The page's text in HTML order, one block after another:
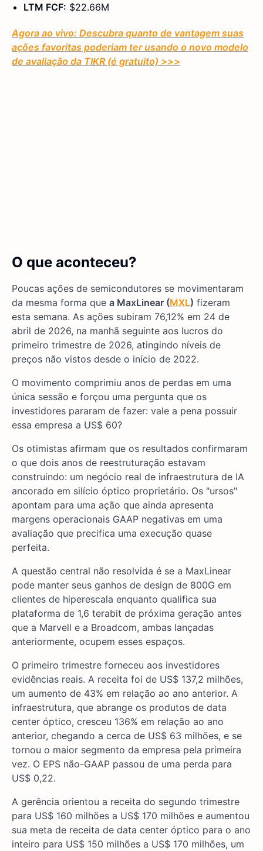
LTM FCF: $22.66M
Agora ao vivo: Descubra quanto de vantagem suas
ações favoritas poderiam ter usando o novo modelo
de avaliação da TIKR (é gratuito) >>>
O que aconteceu?
Poucas ações de semicondutores se movimentaram
da mesma forma que a MaxLinear (MXL) fizeram
esta semana. As ações subiram 76,12% em 24 de
abril de 2026, na manhã seguinte aos lucros do
primeiro trimestre de 2026, atingindo níveis de
preços não vistos desde o início de 2022.
O movimento comprimiu anos de perdas em uma
única sessão e forçou uma pergunta que os
investidores pararam de fazer: vale a pena possuir
essa empresa a US$ 60?
Os otimistas afirmam que os resultados confirmaram
o que dois anos de reestruturação estavam
construindo: um negócio real de infraestrutura de IA
ancorado em silício óptico proprietário. Os "ursos"
apontam para uma ação que ainda apresenta
margens operacionais GAAP negativas em uma
avaliação que precifica uma execução quase
perfeita.
A questão central não resolvida é se a MaxLinear
pode manter seus ganhos de design de 800G em
clientes de hiperescala enquanto qualifica sua
plataforma de 1,6 terabit de próxima geração antes
que a Marvell e a Broadcom, ambas lançadas
anteriormente, ocupem esses espaços.
O primeiro trimestre forneceu aos investidores
evidências reais. A receita foi de US$ 137,2 milhões,
um aumento de 43% em relação ao ano anterior. A
infraestrutura, que abrange os produtos de data
center óptico, cresceu 136% em relação ao ano
anterior, chegando a cerca de US$ 63 milhões, e se
tornou o maior segmento da empresa pela primeira
vez. O EPS não-GAAP passou de uma perda para
US$ 0,22.
A gerência orientou a receita do segundo trimestre
para US$ 160 milhões a US$ 170 milhões e aumentou
sua meta de receita de data center óptico para o ano
inteiro para US$ 150 milhões a US$ 170 milhões, um